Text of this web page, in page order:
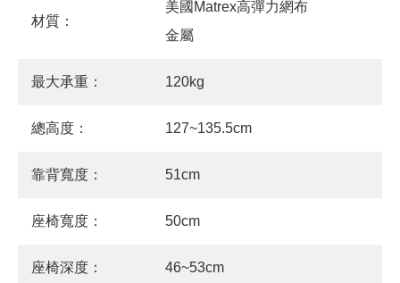
材質：
美國Matrex高彈力網布
金屬
最大承重： 120kg
總高度： 127~135.5cm
靠背寬度： 51cm
座椅寬度： 50cm
座椅深度： 46~53cm